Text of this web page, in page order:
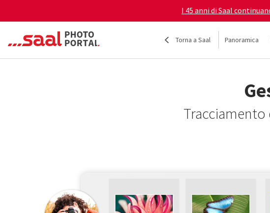
I 45 anni di Saal
Torna a Saal Panoramica